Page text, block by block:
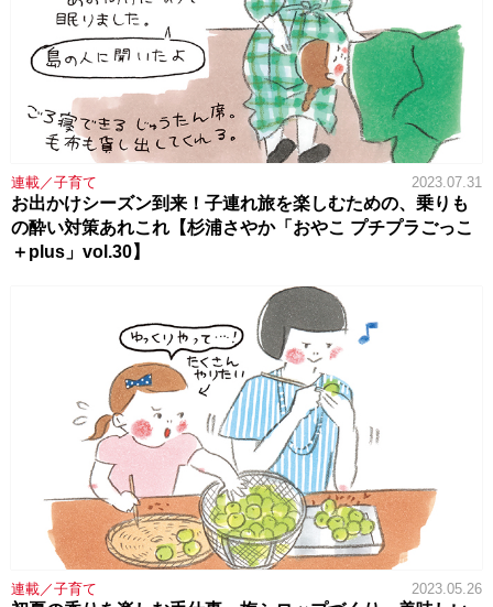
連載／子育て 2023.07.31
お出かけシーズン到来！子連れ旅を楽しむための、乗りも
の酔い対策あれこれ【杉浦さやか「おやこ プチプラごっこ
＋plus」vol.30】
連載／子育て 2023.05.26